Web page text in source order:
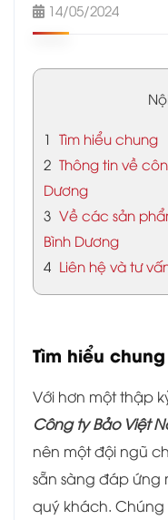
14/05/2024
1 Tìm hiểu chung
2 Thông tin về
Dương
3 Về các sản
Bình Dương
4 Liên hệ và tư
Tìm hiểu chung
Với hơn một thập
Công ty Bảo Việt
nên một đội ngũ
sẵn sàng đáp ứng
quý khách. Chúng